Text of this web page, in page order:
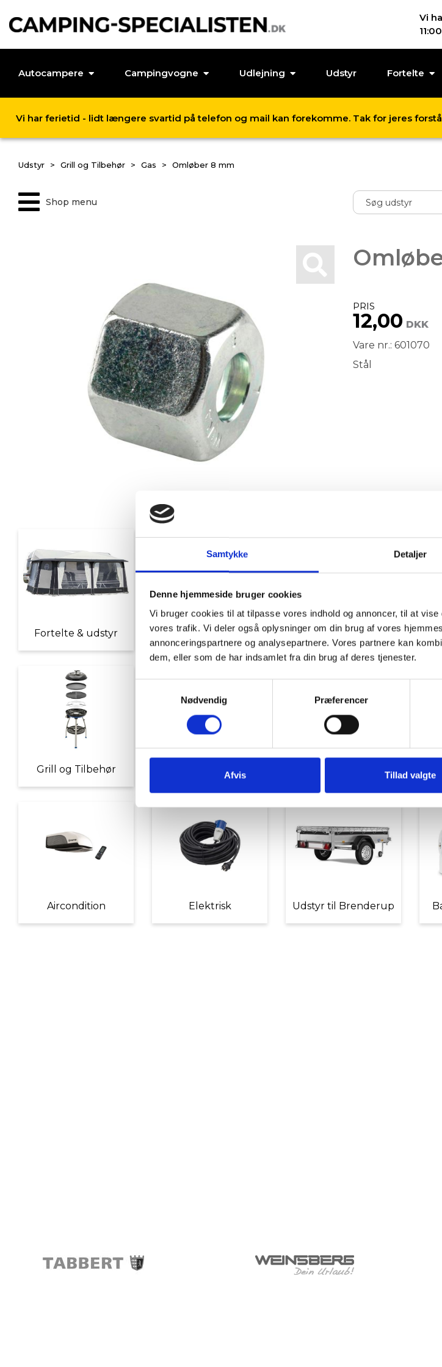
Samtykke Detaljer
Denne hjemmeside bruger cookies
Vi bruger cookies til at tilpasse vores indhold og annoncer, til at
vores trafik. Vi deler også oplysninger om din brug af vores
annonceringspartnere og analysepartnere. Vores partnere kan
dem, eller som de har indsamlet fra din brug af deres tjenester.
Nødvendig
Præferencer
Afvis Tillad valgte
Vi
11:00
Autocampere Campingvogne Udlejning Udstyr Fortelte
Vi har ferietid - lidt længere svartid på telefon og mail kan forekomme. Tak for jeres
Udstyr Grill og Tilbehør Gas Omløber 8 mm
Shop menu
PRIS
12,00 DKK
Vare nr.: 601070
Stål
Fortelte & udstyr Nyheder Tilbud
Grill og Tilbehør Indvendigt Udstyr Udvendigt Udstyr
Aircondition Elektrisk Udstyr til Brenderup